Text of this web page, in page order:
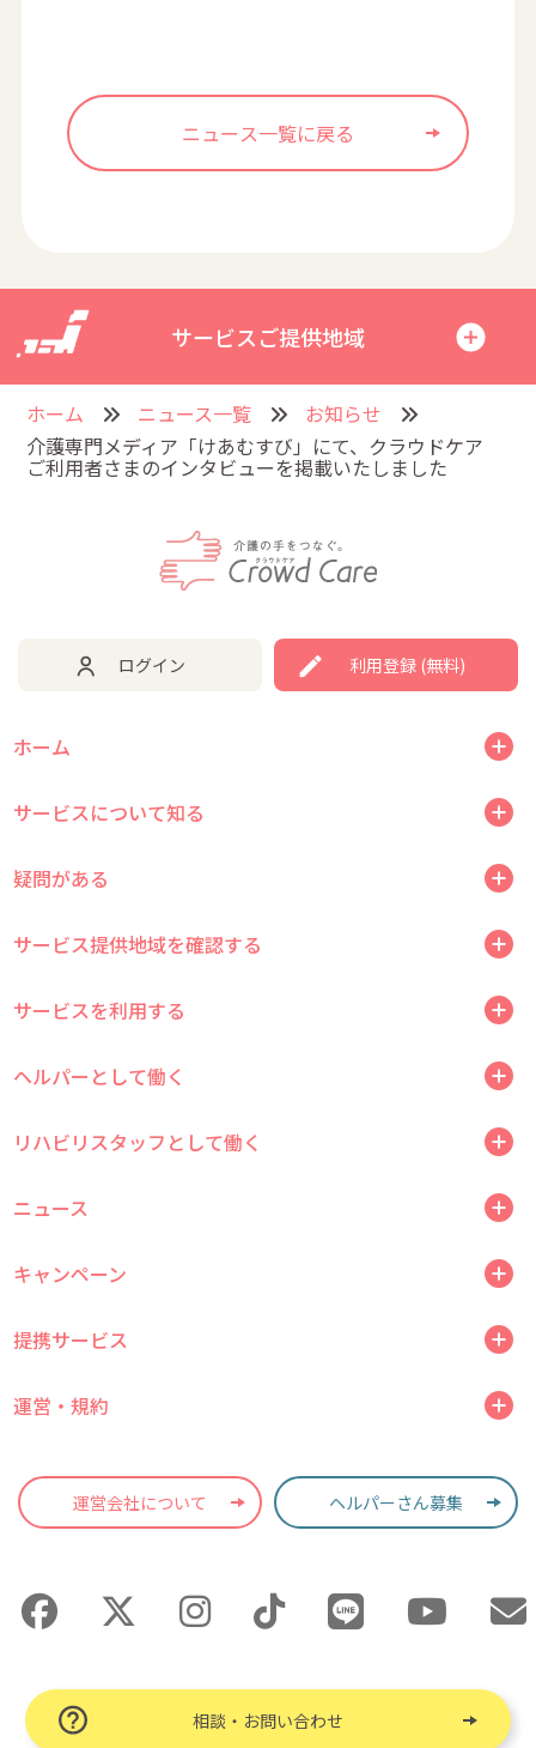
ニュース一覧に戻る
サービスご提供地域
ホーム ニュース一覧
お知らせ
介護専門メディア「けあむすび」にて、クラウドケア
ご利用者さまのインタビューを掲載いたしました
ログイン 利用登録 (無料)
ホーム
サービスについて知る
疑問がある
サービス提供地域を確認する
サービスを利用する
ヘルパーとして働く
リハビリスタッフとして働く
ニュース
キャンペーン
提携サービス
運営・規約
運営会社について ヘルパーさん募集
相談・お問い合わせ